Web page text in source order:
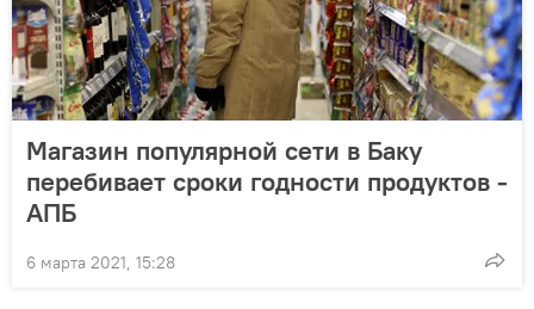
Магазин популярной сети в Баку
перебивает сроки годности продуктов -
АПБ
6 марта 2021, 15:28